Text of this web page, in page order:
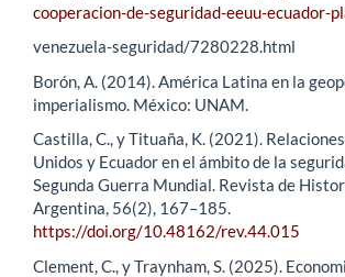
cooperacion-de-seguridad-eeuu-ecuador-
venezuela-seguridad/7280228.html
Borón, A. (2014). América Latina en la
imperialismo. México: UNAM.
Castilla, C., y Tituaña, K. (2021).
Unidos y Ecuador en el ámbito de la
Segunda Guerra Mundial. Revista de
Argentina, 56(2), 167–185.
https://doi.org/10.48162/rev.44.015
Clement, C., y Traynham, S. (2025).